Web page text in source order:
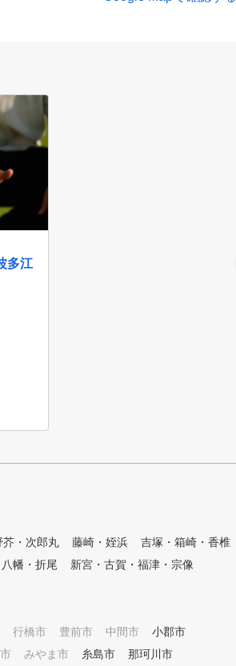
多江
芥・次郎丸 藤崎・姪浜
吉塚・箱崎・香椎
幡・折尾
新宮・古賀・福津・宗像
行橋市 豊前市 中間市
小郡市
みやま市 糸島市 那珂川市